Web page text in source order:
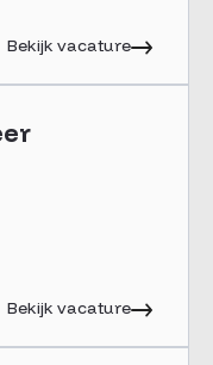
Bekijk vacature
Bekijk vacature